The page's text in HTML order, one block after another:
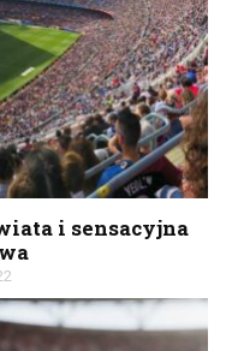
i sensacyjna